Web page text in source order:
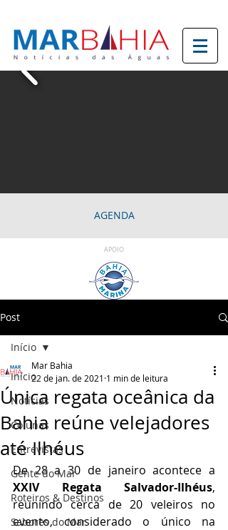
AGENDA
APOIO
Post
Início
Notícias
Colunas
Entrevistas
Gente do Mar
Roteiros & Destinos
Sabores do Mar
Início
Única regata oceânica da
Bahia reúne velejadores
até Ilhéus
Mar Bahia
22 de jan. de 2021 1 min de leitura
XXIV Regata Salvador-Ilhéus,
reunindo cerca de 20 veleiros no
evento, considerado o único na